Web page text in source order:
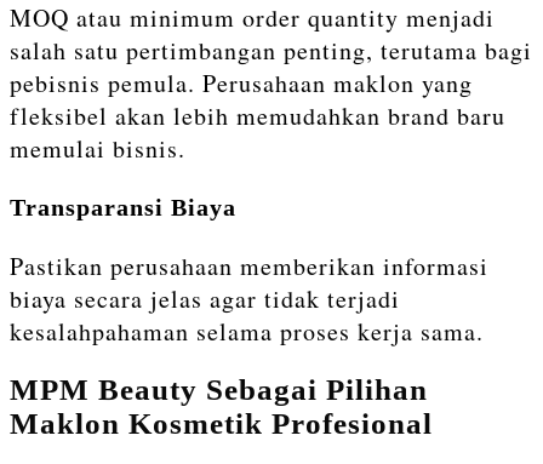
MOQ atau minimum order quantity menjadi
salah satu pertimbangan penting, terutama bagi
pebisnis pemula. Perusahaan maklon yang
fleksibel akan lebih memudahkan brand baru
memulai bisnis.
Transparansi Biaya
Pastikan perusahaan memberikan informasi
biaya secara jelas agar tidak terjadi
kesalahpahaman selama proses kerja sama.
MPM Beauty Sebagai Pilihan
Maklon Kosmetik Profesional